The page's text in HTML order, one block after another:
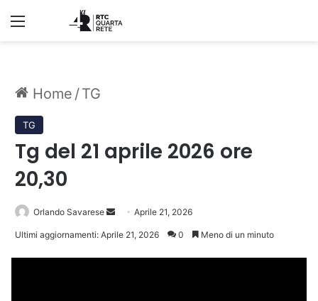
Menu
Home /TG
TG
Tg del 21 aprile 2026 ore
20,30
Orlando Savarese
Invia Aprile 21, 2026
Ultimi aggiornamenti: Aprile 21, 2026 0 Meno di un minuto